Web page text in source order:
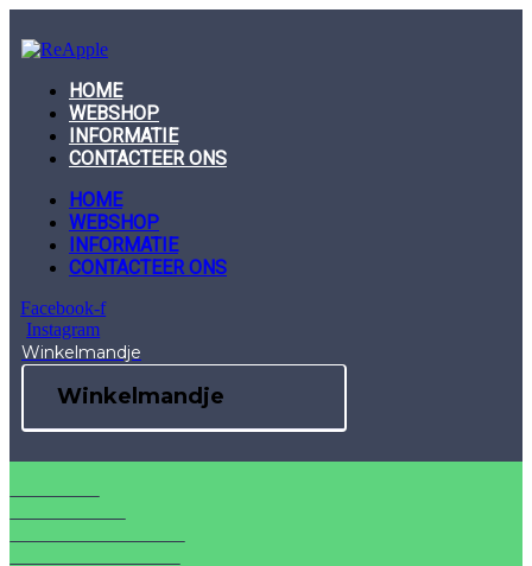
to
content
HOME
WEBSHOP
INFORMATIE
CONTACTEER ONS
HOME
WEBSHOP
INFORMATIE
CONTACTEER ONS
Facebook-f
Instagram
Winkelmandje
Winkelmandje